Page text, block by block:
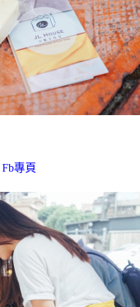
Fb專頁